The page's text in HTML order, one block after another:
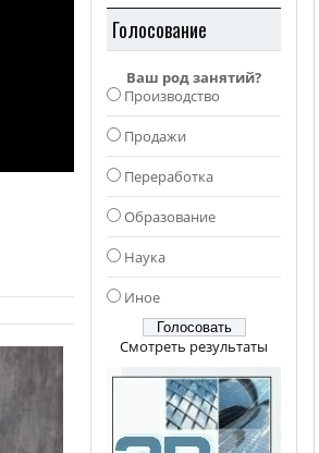
Голосование
Ваш род занятий?
Производство
Продажи
Переработка
Образование
Наука
Иное
Смотреть результаты